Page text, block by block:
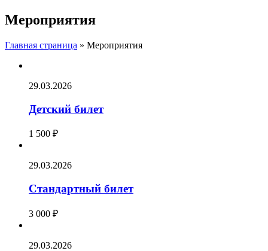
Мероприятия
Главная страница » Мероприятия
29.03.2026
Детский билет
1 500 ₽
29.03.2026
Стандартный билет
3 000 ₽
29.03.2026